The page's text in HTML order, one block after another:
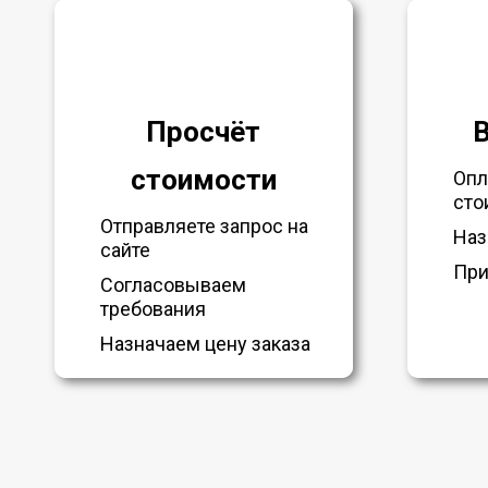
Просчёт
стоимости
Отправляете запрос на
сайте
Согласовываем
требования
Назначаем цену заказа